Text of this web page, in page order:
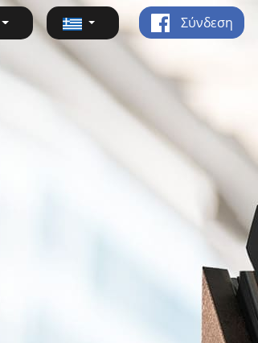
Σύνδεση